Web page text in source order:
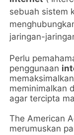
sebuah sistem
jaringan-
Perlu
penggunaan
meminimalkan
agar tercipta
The American
merumuskan